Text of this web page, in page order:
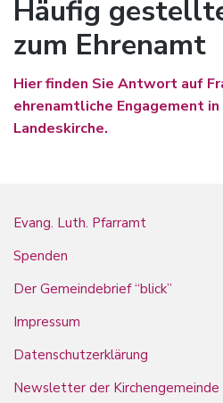
Häufig
zum Ehrenamt
Hier finden Sie Antwort auf
ehrenamtliche Engagement
Landeskirche.
Evang. Luth. Pfarramt
Spenden
Der Gemeindebrief “blick”
Impressum
Datenschutzerklärung
Newsletter der Kirchengemeinde